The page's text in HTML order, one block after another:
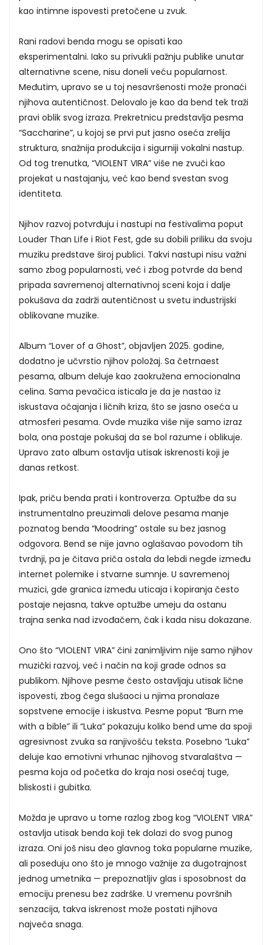
kao intimne ispovesti pretočene u zvuk.
Rani radovi benda mogu se opisati kao
eksperimentalni. Iako su privukli pažnju publike unutar
alternativne scene, nisu doneli veću popularnost.
Međutim, upravo se u toj nesavršenosti može pronaći
njihova autentičnost. Delovalo je kao da bend tek traži
pravi oblik svog izraza. Prekretnicu predstavlja pesma
“Saccharine”, u kojoj se prvi put jasno oseća zrelija
struktura, snažnija produkcija i sigurniji vokalni nastup.
Od tog trenutka, “VIOLENT VIRA” više ne zvuči kao
projekat u nastajanju, već kao bend svestan svog
identiteta.
Njihov razvoj potvrđuju i nastupi na festivalima poput
Louder Than Life i Riot Fest, gde su dobili priliku da svoju
muziku predstave široj publici. Takvi nastupi nisu važni
samo zbog popularnosti, već i zbog potvrde da bend
pripada savremenoj alternativnoj sceni koja i dalje
pokušava da zadrži autentičnost u svetu industrijski
oblikovane muzike.
Album “Lover of a Ghost”, objavljen 2025. godine,
dodatno je učvrstio njihov položaj. Sa četrnaest
pesama, album deluje kao zaokružena emocionalna
celina. Sama pevačica isticala je da je nastao iz
iskustava očajanja i ličnih kriza, što se jasno oseća u
atmosferi pesama. Ovde muzika više nije samo izraz
bola, ona postaje pokušaj da se bol razume i oblikuje.
Upravo zato album ostavlja utisak iskrenosti koji je
danas retkost.
Ipak, priču benda prati i kontroverza. Optužbe da su
instrumentalno preuzimali delove pesama manje
poznatog benda “Moodring” ostale su bez jasnog
odgovora. Bend se nije javno oglašavao povodom tih
tvrdnji, pa je čitava priča ostala da lebdi negde između
internet polemike i stvarne sumnje. U savremenoj
muzici, gde granica između uticaja i kopiranja često
postaje nejasna, takve optužbe umeju da ostanu
trajna senka nad izvođačem, čak i kada nisu dokazane.
Ono što “VIOLENT VIRA” čini zanimljivim nije samo njihov
muzički razvoj, već i način na koji grade odnos sa
publikom. Njihove pesme često ostavljaju utisak lične
ispovesti, zbog čega slušaoci u njima pronalaze
sopstvene emocije i iskustva. Pesme poput “Burn me
with a bible” ili “Luka” pokazuju koliko bend ume da spoji
agresivnost zvuka sa ranjivošću teksta. Posebno “Luka”
deluje kao emotivni vrhunac njihovog stvaralaštva —
pesma koja od početka do kraja nosi osećaj tuge,
bliskosti i gubitka.
Možda je upravo u tome razlog zbog kog “VIOLENT VIRA”
ostavlja utisak benda koji tek dolazi do svog punog
izraza. Oni još nisu deo glavnog toka popularne muzike,
ali poseduju ono što je mnogo važnije za dugotrajnost
jednog umetnika — prepoznatljiv glas i sposobnost da
emociju prenesu bez zadrške. U vremenu površnih
senzacija, takva iskrenost može postati njihova
najveća snaga.